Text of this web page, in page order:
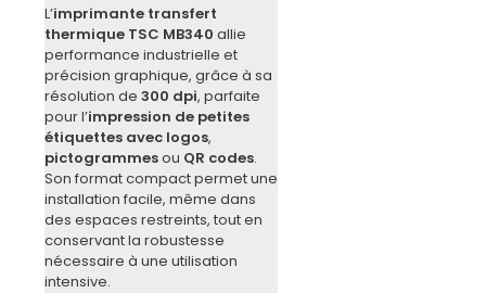
L’imprimante transfert
thermique TSC MB340 allie
performance industrielle et
précision graphique, grâce à sa
résolution de 300 dpi, parfaite
pour l’impression de petites
étiquettes avec logos,
pictogrammesou QR codes.
Son format compact permet une
installation facile, même dans
des espaces restreints, tout en
conservant la robustesse
nécessaire à une utilisation
intensive.